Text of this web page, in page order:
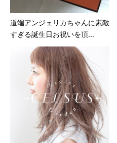
道端アンジェリカちゃんに素敵
すぎる誕生日お祝いを頂...